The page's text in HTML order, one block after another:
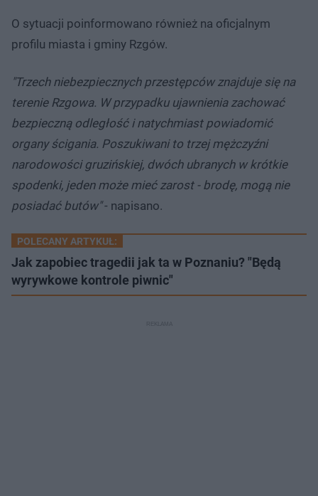
O sytuacji poinformowano również na oficjalnym
profilu miasta i gminy Rzgów.
"Trzech niebezpiecznych przestępców znajduje się na
terenie Rzgowa. W przypadku ujawnienia zachować
bezpieczną odległość i natychmiast powiadomić
organy ścigania. Poszukiwani to trzej mężczyźni
narodowości gruzińskiej, dwóch ubranych w krótkie
spodenki, jeden może mieć zarost - brodę, mogą nie
posiadać butów"- napisano.
POLECANY ARTYKUŁ:
Jak zapobiec tragedii jak ta w Poznaniu? "Będą
wyrywkowe kontrole piwnic"